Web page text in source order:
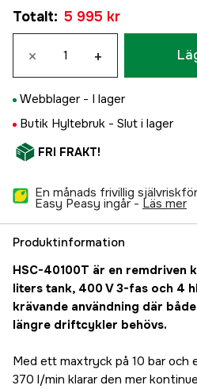
Totalt: 5 995 kr
× +
Webblager - I lager
Butik Hyltebruk - Slut i lager
FRI FRAKT!
En månads frivillig
Easy Peasy ingår - läs mer
Produktinformation
HSC-40100T är en remdriven
liters tank, 400 V 3-fas och 4
krävande användning där
längre driftcykler behövs.
Med ett maxtryck på 10 bar och
370 l/min klarar den mer